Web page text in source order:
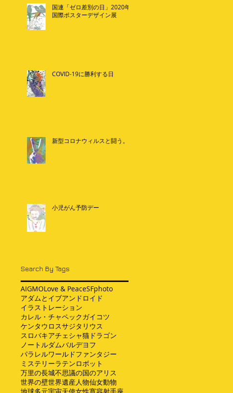
国連「ゼロ差別の日」2020年
国際ポスターデザイン展
COVID-19に勝利する日
新型コロナウィルスと闘う。
小児がん予防デー
Search By Tags
AIGMOLove & PeaceSFphoto
アダムとイブアンドロイド
イラストレーション
カレル・チャペックガイコツ
ケンタウロスサジタリウス
スロバキアチェシャ猫 ドラゴン
ノートルダムバルデヨフ
パラレルワールドファンタジー
ミステリーラテンロボット
万里の長城不思議の国のアリス
世界の壁世界遺産人物仙女動物